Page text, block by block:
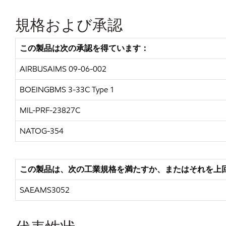
規格および承認
この製品は次の承認を得ています：
AIRBUSAIMS 09-06-002
BOEINGBMS 3-33C Type 1
MIL-PRF-23827C
NATOG-354
この製品は、次の工業規格を満たすか、またはそれを上
SAEAMS3052